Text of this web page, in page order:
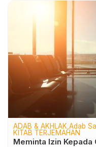
ADAB & AKHLAK Adab
KITAB TERJEMAHAN
Meminta Izin Kepada